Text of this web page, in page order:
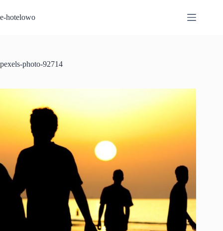
do
treści
e-hotelowo
pexels-photo-92714